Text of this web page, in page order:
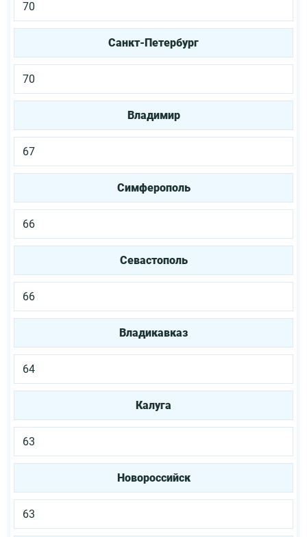
70
Санкт-Петербург
70
Владимир
67
Симферополь
66
Севастополь
66
Владикавказ
64
Калуга
63
Новороссийск
63